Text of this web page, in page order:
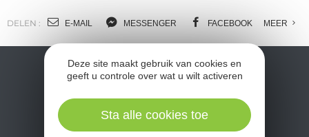
DELEN : E-MAIL MESSENGER FACEBOOK MEER
Deze site maakt gebruik van cookies en
geeft u controle over wat u wilt activeren
Sta alle cookies toe